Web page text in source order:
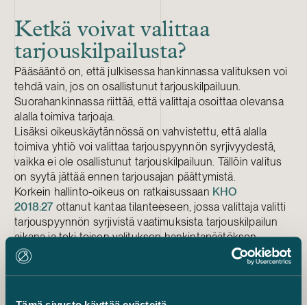
Ketkä voivat valittaa
tarjouskilpailusta?
Pääsääntö on, että julkisessa hankinnassa valituksen voi
tehdä vain, jos on osallistunut tarjouskilpailuun.
Suorahankinnassa riittää, että valittaja osoittaa olevansa
alalla toimiva tarjoaja.
Lisäksi oikeuskäytännössä on vahvistettu, että alalla
toimiva yhtiö voi valittaa tarjouspyynnön syrjivyydestä,
vaikka ei ole osallistunut tarjouskilpailuun. Tällöin valitus
on syytä jättää ennen tarjousajan päättymistä.
Korkein hallinto-oikeus on ratkaisussaan KHO
2018:27 ottanut kantaa tilanteeseen, jossa valittaja valitti
tarjouspyynnön syrjivistä vaatimuksista tarjouskilpailun
aikana ja teki toisen valituksen hankintapäätöksen
jälkeen. Myöhempi valitus perustui muun muassa siihen,
että tarjouspyynnön tekniset eritelmät ja vaatimukset